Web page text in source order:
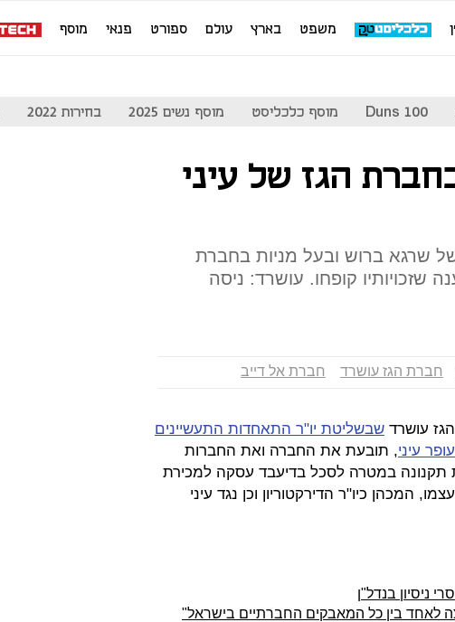
משפט בארץ עולם ספורט פנאי מוסף
Duns 100 מוסף כלכליסט מוסף נשים 2025 בחירות 2022
הגז של עיני
שרגא ברוש ובעל מניות בחברת
שזכויותיו קופחו. עושרד: ניסה
חברת הגז עושרד חברת אל דייב
עושרד שבשליטת יו"ר התאחדות התעשיינים
עיני, תובעת את החברה ואת החברות
תקנונה במטרה לסכל בדיעבד עסקה למכירת
המכהן כיו"ר הדירקטוריון וכן נגד עיני
ניסיון בנדל"ן
לאחד בין כל המאבקים החברתיים בישראל"